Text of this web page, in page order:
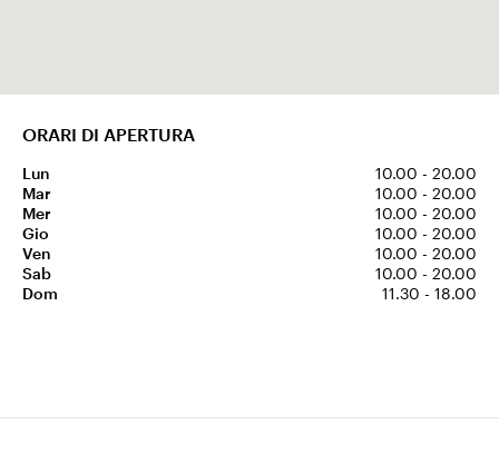
ORARI DI APERTURA
Lun
10.00 - 20.00
Mar
10.00 - 20.00
Mer
10.00 - 20.00
Gio
10.00 - 20.00
Ven
10.00 - 20.00
Sab
10.00 - 20.00
Dom
11.30 - 18.00